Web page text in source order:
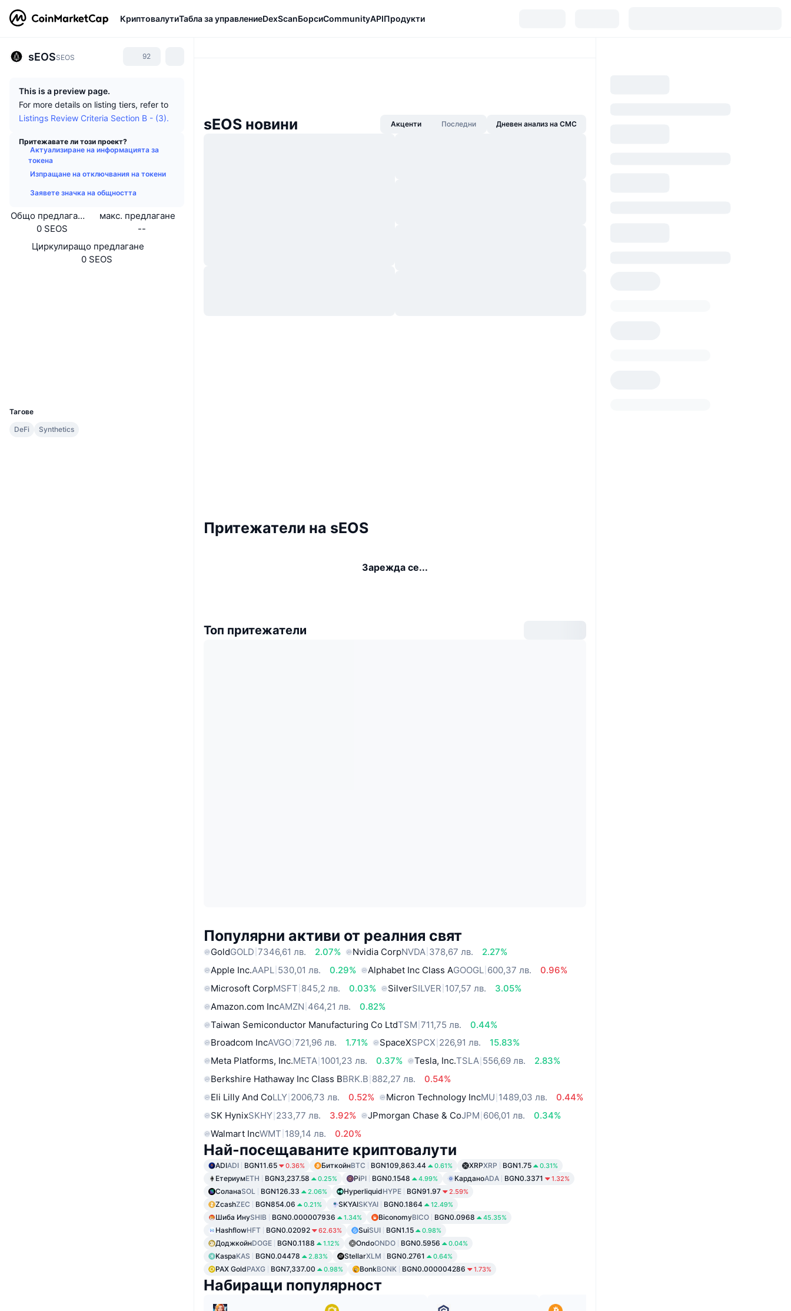
КриптовалутиТабла за управлениеDexScanБорсиCommunityAPIПродукти
sEOSSEOS 92
This is a preview page.
For more details on listing tiers, refer to
Listings Review Criteria Section B - (3).
Притежавате ли този проект?
Актуализиране на информацията за
токена
Изпращане на отключвания на токени
Заявете значка на общността
Общо предлагане
0 SEOS
макс. предлагане
--
Циркулиращо предлагане
0 SEOS
Тагове
DeFi
Synthetics
sEOS новини Акценти Последни Дневен анализ на CMC
Притежатели на sEOS
Зарежда се...
Топ притежатели
Популярни активи от реалния свят
GoldGOLD 7346,61 лв. 2.07% Nvidia CorpNVDA 378,67 лв.
2.27%
Apple Inc.AAPL 530,01 лв. 0.29% Alphabet Inc Class AGOOGL 600,37 лв.
0.96%
Microsoft CorpMSFT 845,2 лв. 0.03% SilverSILVER 107,57 лв.
3.05%
Amazon.com IncAMZN 464,21 лв.
0.82%
Taiwan Semiconductor Manufacturing Co LtdTSM 711,75 лв.
0.44%
Broadcom IncAVGO 721,96 лв. 1.71% SpaceXSPCX 226,91 лв.
15.83%
Meta Platforms, Inc.META 1001,23 лв. 0.37% Tesla, Inc.TSLA 556,69 лв.
2.83%
Berkshire Hathaway Inc Class BBRK.B 882,27 лв.
0.54%
Eli Lilly And CoLLY 2006,73 лв. 0.52% Micron Technology IncMU 1489,03 лв.
0.44%
SK HynixSKHY 233,77 лв. 3.92% JPmorgan Chase & CoJPM 606,01 лв.
0.34%
Walmart IncWMT 189,14 лв. 0.20%
Най-посещаваните криптовалути
ADIADI BGN11.65 0.36% БиткойнBTC BGN109,863.44 0.61% XRPXRP BGN1.75 0.31%
ЕтериумETH BGN3,237.58 0.25% PiPI BGN0.1548 4.99% КарданоADA BGN0.3371 1.32%
СоланаSOL BGN126.33 2.06% HyperliquidHYPE BGN91.97 2.59%
ZcashZEC BGN854.06 0.21% SKYAISKYAI BGN0.1864 12.49%
Шиба ИнуSHIB BGN0.000007936 1.34% BiconomyBICO BGN0.0968 45.35%
HashflowHFT BGN0.02092 62.63% SuiSUI BGN1.15 0.98%
ДоджкойнDOGE BGN0.1188 1.12% OndoONDO BGN0.5956 0.04%
KaspaKAS BGN0.04478 2.83% StellarXLM BGN0.2761 0.64%
PAX GoldPAXG BGN7,337.00 0.98% BonkBONK BGN0.000004286 1.73%
Набиращи популярност